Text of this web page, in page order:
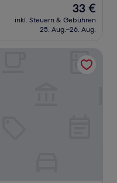
Der
Preis
beträgt
33 €
inkl. Steuern & Gebühren
25. Aug.–26. Aug.